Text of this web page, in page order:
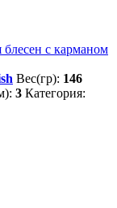
с карманом
Вес(гр): 146
3 Категория: